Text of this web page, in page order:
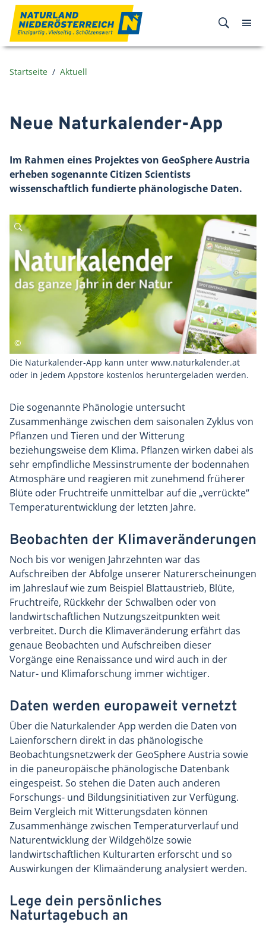
Zum Inhalt
Startseite Aktuell
Neue Naturkalender-App
Im Rahmen eines Projektes von GeoSphere Austria
erheben sogenannte Citizen Scientists
wissenschaftlich fundierte phänologische Daten.
Die Naturkalender-App kann unter www.naturkalender.at
oder in jedem Appstore kostenlos heruntergeladen werden.
Die sogenannte Phänologie untersucht
Zusammenhänge zwischen dem saisonalen Zyklus von
Pflanzen und Tieren und der Witterung
beziehungsweise dem Klima. Pflanzen wirken dabei als
sehr empfindliche Messinstrumente der bodennahen
Atmosphäre und reagieren mit zunehmend früherer
Blüte oder Fruchtreife unmittelbar auf die „verrückte“
Temperaturentwicklung der letzten Jahre.
Beobachten der Klimaveränderungen
Noch bis vor wenigen Jahrzehnten war das
Aufschreiben der Abfolge unserer Naturerscheinungen
im Jahreslauf wie zum Beispiel Blattaustrieb, Blüte,
Fruchtreife, Rückkehr der Schwalben oder von
landwirtschaftlichen Nutzungszeitpunkten weit
verbreitet. Durch die Klimaveränderung erfährt das
genaue Beobachten und Aufschreiben dieser
Vorgänge eine Renaissance und wird auch in der
Natur- und Klimaforschung immer wichtiger.
Daten werden europaweit vernetzt
Über die Naturkalender App werden die Daten von
Laienforschern direkt in das phänologische
Beobachtungsnetzwerk der GeoSphere Austria sowie
in die paneuropäische phänologische Datenbank
eingespeist. So stehen die Daten auch anderen
Forschungs- und Bildungsinitiativen zur Verfügung.
Beim Vergleich mit Witterungsdaten können
Zusammenhänge zwischen Temperaturverlauf und
Naturentwicklung der Wildgehölze sowie
landwirtschaftlichen Kulturarten erforscht und so
Auswirkungen der Klimaänderung analysiert werden.
Lege dein persönliches
Naturtagebuch an